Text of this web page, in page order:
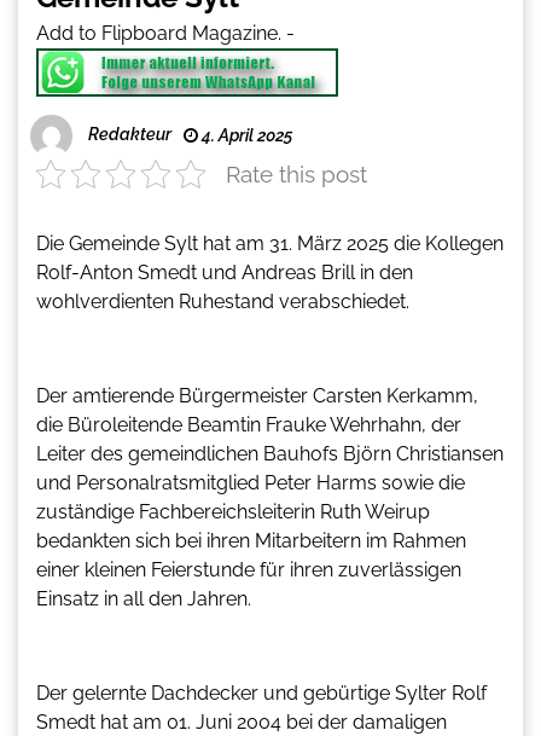
Add to Flipboard Magazine. -
Redakteur 4. April 2025
Rate this post
Die Gemeinde Sylt hat am 31. März 2025 die Kollegen
Rolf-Anton Smedt und Andreas Brill in den
wohlverdienten Ruhestand verabschiedet.
Der amtierende Bürgermeister Carsten Kerkamm,
die Büroleitende Beamtin Frauke Wehrhahn, der
Leiter des gemeindlichen Bauhofs Björn Christiansen
und Personalratsmitglied Peter Harms sowie die
zuständige Fachbereichsleiterin Ruth Weirup
bedankten sich bei ihren Mitarbeitern im Rahmen
einer kleinen Feierstunde für ihren zuverlässigen
Einsatz in all den Jahren.
Der gelernte Dachdecker und gebürtige Sylter Rolf
Smedt hat am 01. Juni 2004 bei der damaligen